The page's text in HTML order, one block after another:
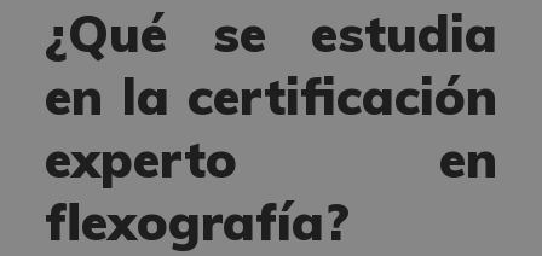
¿Qué se estudia
en la certificación
experto en
flexografía?